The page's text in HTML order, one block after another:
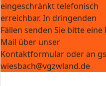
eingeschränkt telefonisch
erreichbar. In dringenden
Fällen senden Sie bitte eine
Mail über unser
Kontaktformular oder an
wiesbach@vgzwland.de